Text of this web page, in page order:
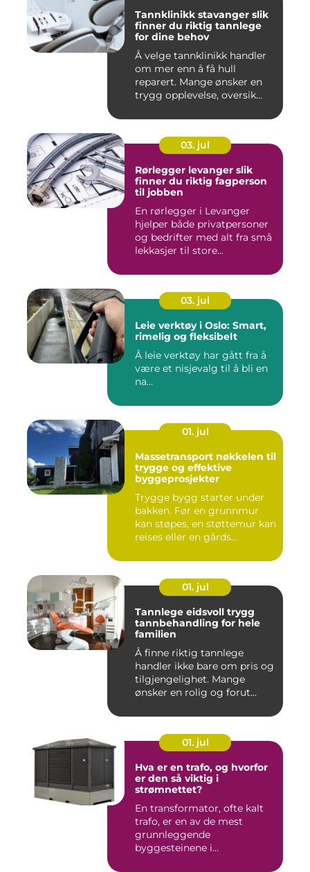
Tannklinikk stavanger slik
finner du riktig tannlege
for dine behov
Å velge tannklinikk handler
om mer enn å få hull
reparert. Mange ønsker en
trygg opplevelse, oversik...
03. jul
Rørlegger levanger slik
finner du riktig fagperson
til jobben
En rørlegger i Levanger
hjelper både privatpersoner
og bedrifter med alt fra små
lekkasjer til store...
03. jul
Leie verktøy i Oslo: Smart,
rimelig og fleksibelt
Å leie verktøy har gått fra å
være et nisjevalg til å bli en
na...
01. jul
Massetransport nøkkelen til
trygge og effektive
byggeprosjekter
Trygge bygg starter under
bakken. Før en grunnmur
kan støpes, en støttemur kan
reises eller en gårds...
01. jul
Tannlege eidsvoll trygg
tannbehandling for hele
familien
Å finne riktig tannlege
handler ikke bare om pris og
tilgjengelighet. Mange
ønsker en rolig og forut...
01. jul
Hva er en trafo, og hvorfor
er den så viktig i
strømnettet?
En transformator, ofte kalt
trafo, er en av de mest
grunnleggende
byggesteinene i